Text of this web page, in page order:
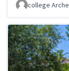
college